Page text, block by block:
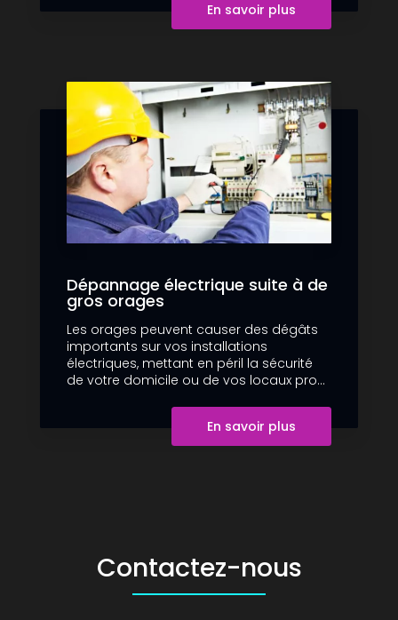
En savoir plus
Dépannage électrique suite à de
gros orages
Les orages peuvent causer des dégâts
importants sur vos installations
électriques, mettant en péril la sécurité
de votre domicile ou de vos locaux pro...
En savoir plus
Contactez-nous